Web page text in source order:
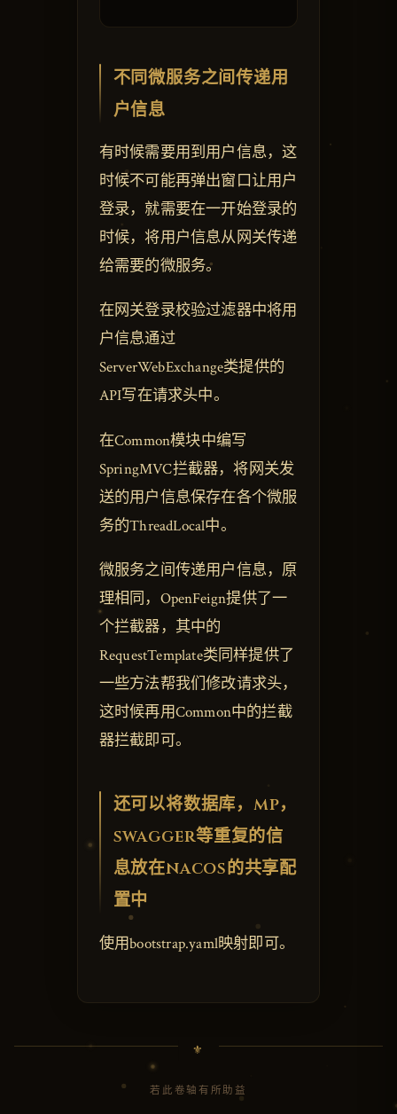
不同微服务之间传递用
户信息
有时候需要用到用户信息，这
时候不可能再弹出窗口让用户
登录，就需要在一开始登录的
时候，将用户信息从网关传递
给需要的微服务。
在网关登录校验过滤器中将用
户信息通过
ServerWebExchange类提供的
API写在请求头中。
在Common模块中编写
SpringMVC拦截器，将网关发
送的用户信息保存在各个微服
务的ThreadLocal中。
微服务之间传递用户信息，原
理相同，OpenFeign提供了一
个拦截器，其中的
RequestTemplate类同样提供了
一些方法帮我们修改请求头，
这时候再用Common中的拦截
器拦截即可。
还可以将数据库，mp，
swagger等重复的信
息放在nacos的共享配
置中
使用bootstrap.yaml映射即可。
若此卷轴有所助益